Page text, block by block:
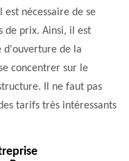
nécessaire de se
de prix. Ainsi, il est
d'ouverture de la
concentrer sur le
Il ne faut pas
tarifs très intéressants